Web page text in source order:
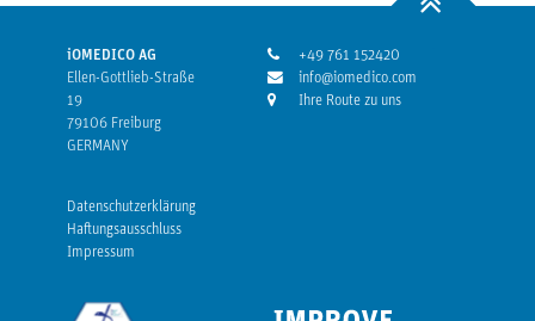
iOMEDICO AG
Ellen-Gottlieb-Straße
19
79106 Freiburg
GERMANY
+49 761 152420
info@iomedico.com
Ihre Route zu uns
Datenschutzerklärung
Haftungsausschluss
Impressum